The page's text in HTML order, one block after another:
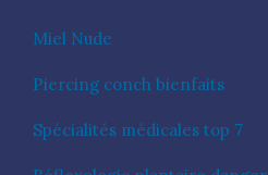
Miel Nude
Piercing conch bienfaits
Spécialités médicales top 7